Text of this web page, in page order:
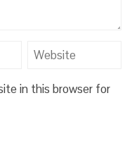
in this browser for